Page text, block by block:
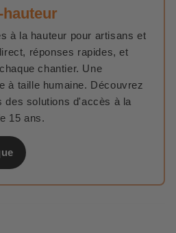
à la hauteur pour artisans et
réponses rapides, et
chantier. Une
à taille humaine. Découvrez
des solutions d'accès à la
15 ans.